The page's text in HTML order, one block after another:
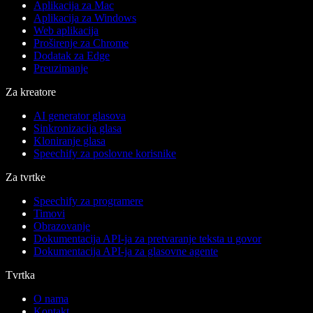
Aplikacija za Mac
Aplikacija za Windows
Web aplikacija
Proširenje za Chrome
Dodatak za Edge
Preuzimanje
Za kreatore
AI generator glasova
Sinkronizacija glasa
Kloniranje glasa
Speechify za poslovne korisnike
Za tvrtke
Speechify za programere
Timovi
Obrazovanje
Dokumentacija API-ja za pretvaranje teksta u govor
Dokumentacija API-ja za glasovne agente
Tvrtka
O nama